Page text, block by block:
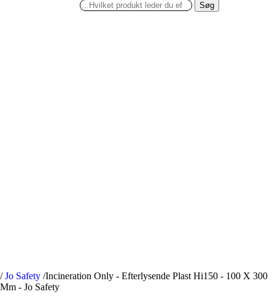
Søg
/ Jo Safety /Incineration Only - Efterlysende Plast Hi150 - 100 X 300
Mm - Jo Safety